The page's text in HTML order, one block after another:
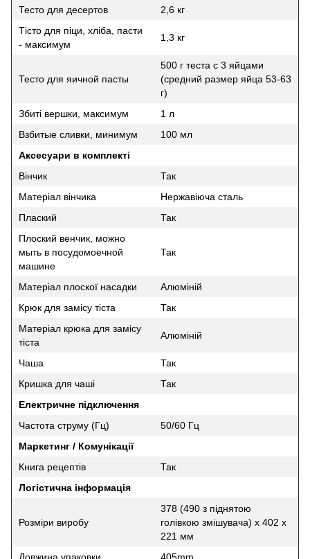
Тесто для десертов
2,6 кг
Тісто для піци, хліба, пасти
- максимум
1,3 кг
Тесто для яичной пасты
500 г теста с 3 яйцами
(средний размер яйца 53-63
г)
Збиті вершки, максимум
1 л
Взбитые сливки, минимум
100 мл
Аксесуари в комплекті
Вінчик
Так
Матеріал вінчика
Нержавіюча сталь
Плаский
Так
Плоский венчик, можно
мыть в посудомоечной
машине
Так
Матеріал плоскої насадки
Алюміній
Крюк для замісу тіста
Так
Матеріал крюка для замісу
тіста
Алюміній
Чаша
Так
Кришка для чаші
Так
Електричне підключення
Частота струму (Гц)
50/60 Гц
Маркетинг / Комунікації
Книга рецептів
Так
Логістична інформація
Розміри виробу
378 (490 з піднятою
голівкою змішувача) x 402 x
221 мм